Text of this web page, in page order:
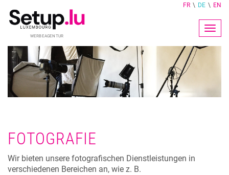
FR DE EN
FOTOGRAFIE
Wir bieten unsere fotografischen Dienstleistungen in
verschiedenen Bereichen an, wie z. B.